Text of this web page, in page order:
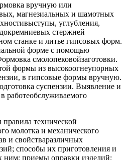
вручную или
магнезиальных и шамотных
углубления,
стержней
станке и литье гипсовых форм.
форме с помощью
смолопековойзаготовки.
формы из высокоогнеупорных
в гипсовые формы вручную.
суспензии. Выявление и
работеобслуживаемого
правила технической
молотка и механического
и свойстваразличных
способы их приготовления и
ним; приемы оправки изделий;